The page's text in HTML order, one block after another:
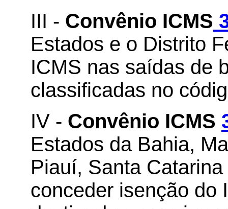
III - Convênio ICMS
Estados e o Distrito
ICMS nas saídas de
classificadas no
IV - Convênio ICMS
Estados da Bahia,
Piauí, Santa
conceder isenção do